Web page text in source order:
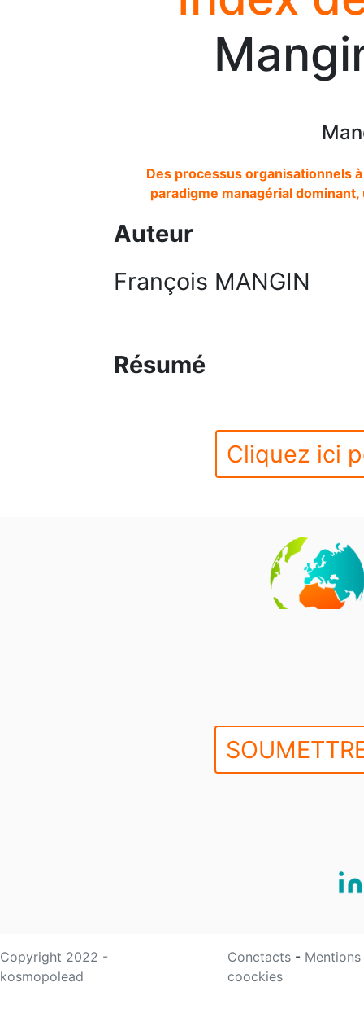
Des processus organisationnels
paradigme managérial
Auteur
François MANGIN
Résumé
Cliquez ici
Copyright 2022 -
kosmopolead
Conctacts -
coockies